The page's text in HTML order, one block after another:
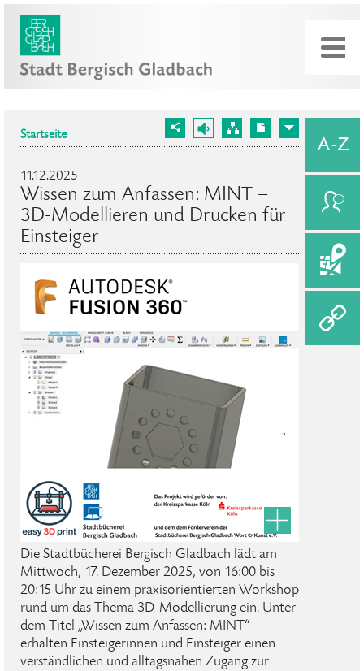
Startseite
11.12.2025
Wissen zum Anfassen: MINT –
3D-Modellieren und Drucken für
Einsteiger
Die Stadtbücherei Bergisch Gladbach lädt am
Mittwoch, 17. Dezember 2025, von 16:00 bis
20:15 Uhr zu einem praxisorientierten Workshop
rund um das Thema 3D-Modellierung ein. Unter
dem Titel „Wissen zum Anfassen: MINT“
erhalten Einsteigerinnen und Einsteiger einen
verständlichen und alltagsnahen Zugang zur